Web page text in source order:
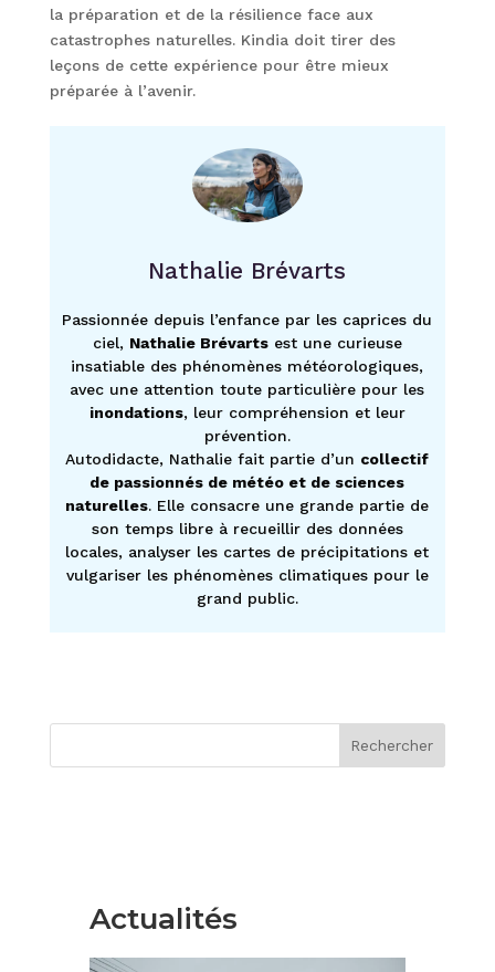
la préparation et de la résilience face aux
catastrophes naturelles. Kindia doit tirer des
leçons de cette expérience pour être mieux
préparée à l’avenir.
Nathalie Brévarts
Passionnée depuis l’enfance par les caprices du
ciel, Nathalie Brévartsest une curieuse
insatiable des phénomènes météorologiques,
avec une attention toute particulière pour les
inondations, leur compréhension et leur
prévention.
Autodidacte, Nathalie fait partie d’un collectif
de passionnés de météo et de sciences
naturelles. Elle consacre une grande partie de
son temps libre à recueillir des données
locales, analyser les cartes de précipitations et
vulgariser les phénomènes climatiques pour le
grand public.
Rechercher
Actualités